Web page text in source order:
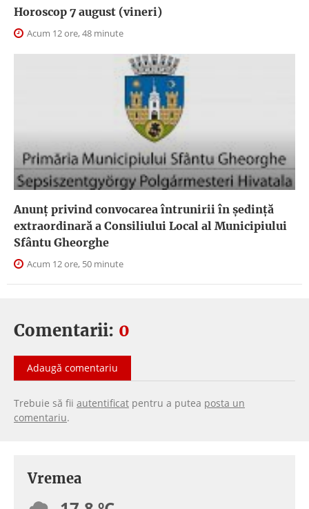
Horoscop 7 august (vineri)
Acum 12 ore, 48 minute
Anunţ privind convocarea întrunirii în şedinţă
extraordinară a Consiliului Local al Municipiului
Sfântu Gheorghe
Acum 12 ore, 50 minute
Comentarii: 0
Adaugă comentariu
Trebuie să fii autentificat pentru a putea posta un
comentariu.
Vremea